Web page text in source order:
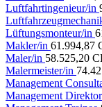
Luftfahrtingenieur/in
Lüftungsmonteur/in
Makler/in 61.994,87
Maler/in 58.525,20
Malermeister/in
Management
Management